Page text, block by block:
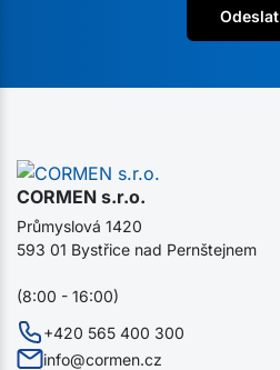
Odeslat
CORMEN s.r.o.
info@cormen.cz
+420 565 400 300
Průmyslová 1420
593 01 Bystřice nad Pernštejnem
(8:00 - 16:00)